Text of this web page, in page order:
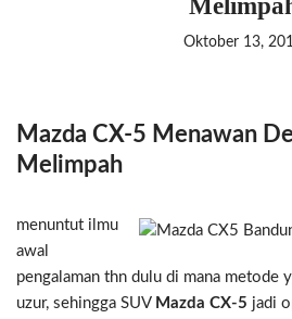
Oktober 13,
Mazda CX-5 Menawan
Melimpah
menuntut ilmu
awal
pengalaman thn dulu di mana metode
uzur, sehingga SUV Mazda CX-5 jadi